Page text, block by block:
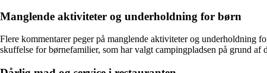
Manglende aktiviteter og underholdning for børn
Flere kommentarer peger på manglende aktiviteter og underholdning
skuffelse for børnefamilier, som har valgt campingpladsen på grund af